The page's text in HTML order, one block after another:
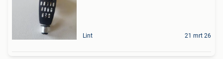
Lint 21 mrt 26